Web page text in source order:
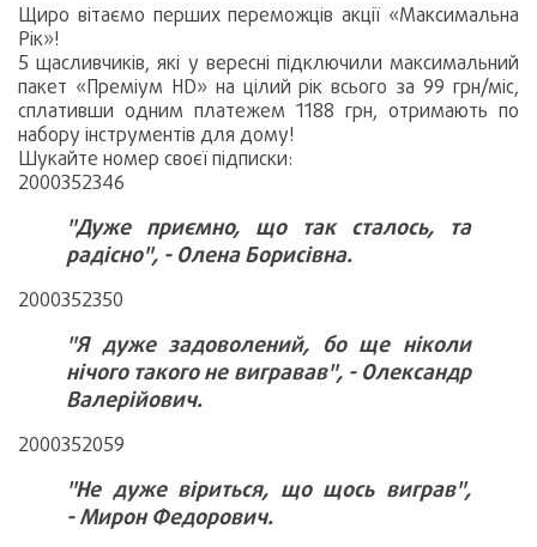
Щиро вітаємо перших переможців акції «Максимальна
Рік»!
5 щасливчиків, які у вересні підключили максимальний
пакет «Преміум HD» на цілий рік всього за 99 грн/міс,
сплативши одним платежем 1188 грн, отримають по
набору інструментів для дому!
Шукайте номер своєї підписки:
2000352346
"Дуже приємно, що так сталось, та
радісно", - Олена Борисівна.
2000352350
"Я дуже задоволений, бо ще ніколи
нічого такого не вигравав", - Олександр
Валерійович.
2000352059
"Не дуже віриться, що щось виграв",
- Мирон Федорович.